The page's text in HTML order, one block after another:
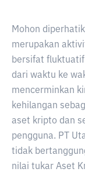
Mohon
merupakan
bersifat
dari waktu ke
mencerminkan
kehilangan
aset kripto dan
pengguna. PT
tidak
nilai tukar Aset